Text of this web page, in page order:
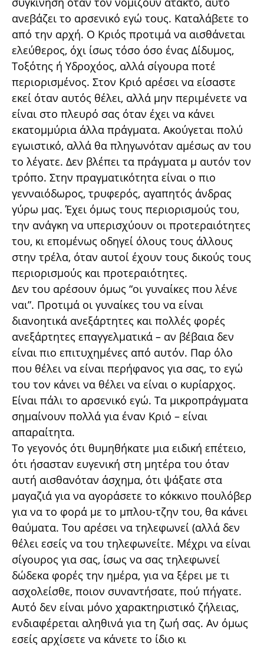
ανεβάζει το αρσενικό εγώ τους. Καταλάβετε το
από την αρχή. Ο Κριός προτιμά να αισθάνεται
ελεύθερος, όχι ίσως τόσο όσο ένας Δίδυμος,
Τοξότης ή Υδροχόος, αλλά σίγουρα ποτέ
περιορισμένος. Στον Κριό αρέσει να είσαστε
εκεί όταν αυτός θέλει, αλλά μην περιμένετε να
είναι στο πλευρό σας όταν έχει να κάνει
εκατομμύρια άλλα πράγματα. Ακούγεται πολύ
εγωιστικό, αλλά θα πληγωνόταν αμέσως αν του
το λέγατε. Δεν βλέπει τα πράγματα μ αυτόν τον
τρόπο. Στην πραγματικότητα είναι ο πιο
γενναιόδωρος, τρυφερός, αγαπητός άνδρας
γύρω μας. Έχει όμως τους περιορισμούς του,
την ανάγκη να υπερισχύουν οι προτεραιότητες
του, κι επομένως οδηγεί όλους τους άλλους
στην τρέλα, όταν αυτοί έχουν τους δικούς τους
περιορισμούς και προτεραιότητες.
Δεν του αρέσουν όμως “οι γυναίκες που λένε
ναι”. Προτιμά οι γυναίκες του να είναι
διανοητικά ανεξάρτητες και πολλές φορές
ανεξάρτητες επαγγελματικά – αν βέβαια δεν
είναι πιο επιτυχημένες από αυτόν. Παρ όλο
που θέλει να είναι περήφανος για σας, το εγώ
του τον κάνει να θέλει να είναι ο κυρίαρχος.
Είναι πάλι το αρσενικό εγώ. Τα μικροπράγματα
σημαίνουν πολλά για έναν Κριό – είναι
απαραίτητα.
Το γεγονός ότι θυμηθήκατε μια ειδική επέτειο,
ότι ήσασταν ευγενική στη μητέρα του όταν
αυτή αισθανόταν άσχημα, ότι ψάξατε στα
μαγαζιά για να αγοράσετε το κόκκινο πουλόβερ
για να το φορά με το μπλου-τζην του, θα κάνει
θαύματα. Του αρέσει να τηλεφωνεί (αλλά δεν
θέλει εσείς να του τηλεφωνείτε. Μέχρι να είναι
σίγουρος για σας, ίσως να σας τηλεφωνεί
δώδεκα φορές την ημέρα, για να ξέρει με τι
ασχολείσθε, ποιον συναντήσατε, πού πήγατε.
Αυτό δεν είναι μόνο χαρακτηριστικό ζήλειας,
ενδιαφέρεται αληθινά για τη ζωή σας. Αν όμως
εσείς αρχίσετε να κάνετε το ίδιο κι